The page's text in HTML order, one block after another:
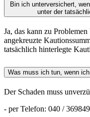
Bin ich unterversichert,
unter der
Ja, das kann zu
angekreuzte
tatsächlich hinterlegte
Was muss ich tun, wenn
Der Schaden muss
- per Telefon: 040 /